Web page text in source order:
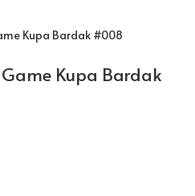
Kupa Bardak